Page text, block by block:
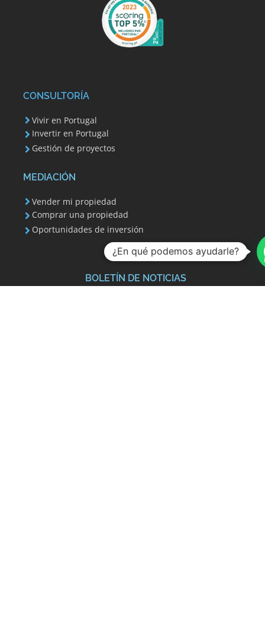
CONSULTORÍA
Vivir en Portugal
Invertir en Portugal
Gestión de proyectos
MEDIACIÓN
Vender mi propiedad
Comprar una propiedad
Oportunidades de inversión
BOLETÍN DE NOTICIAS
¿En qué podemos ayudarle?